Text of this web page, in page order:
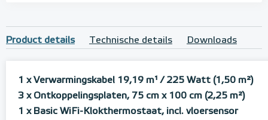
Product details Technische details Downloads
1 x Verwarmingskabel 19,19 m¹ / 225 Watt (1,50 m²)
3 x Ontkoppelingsplaten, 75 cm x 100 cm (2,25 m²)
1 x Basic WiFi-Klokthermostaat, incl. vloersensor